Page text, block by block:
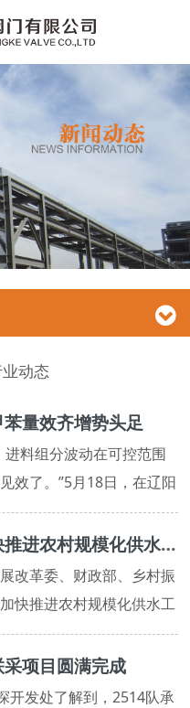
动态
量效齐增势头足
进料组分波动在可控范围
效了。”5月18日，在辽阳
制室，当班操作工实时反
公司通过调整物料流转
累计产量同比增长
的纪录，提质增效攻坚取
四部门发文加快推进农村规模化供水工程建设
改革委、财政部、乡村振
快推进农村规模化供水工
项目圆满完成
开发处了解到，2514队承